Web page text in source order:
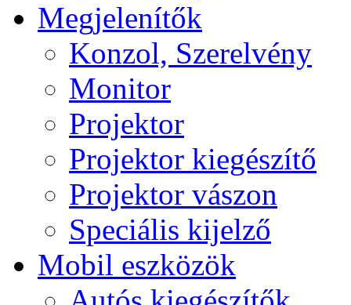
Megjelenítők
Konzol, Szerelvény
Monitor
Projektor
Projektor kiegészítő
Projektor vászon
Speciális kijelző
Mobil eszközök